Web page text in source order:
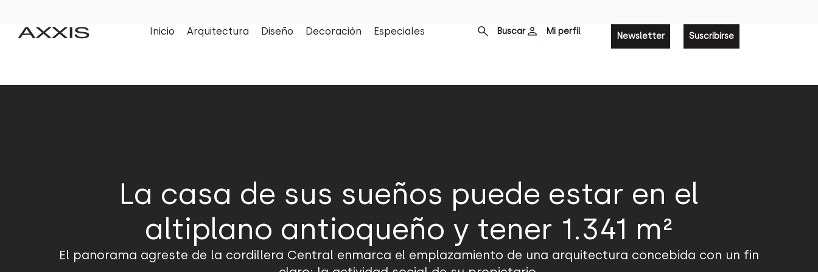
Inicio Arquitectura Diseño Decoración Especiales Buscar Mi perfil Newsletter Suscribirse
La casa de sus sueños puede estar en el
altiplano antioqueño y tener 1.341 m²
El panorama agreste de la cordillera Central enmarca el emplazamiento de una arquitectura concebida con un fin